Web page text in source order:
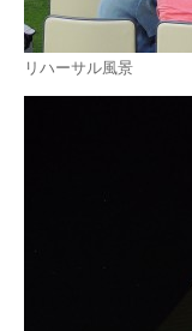
リハーサル風景